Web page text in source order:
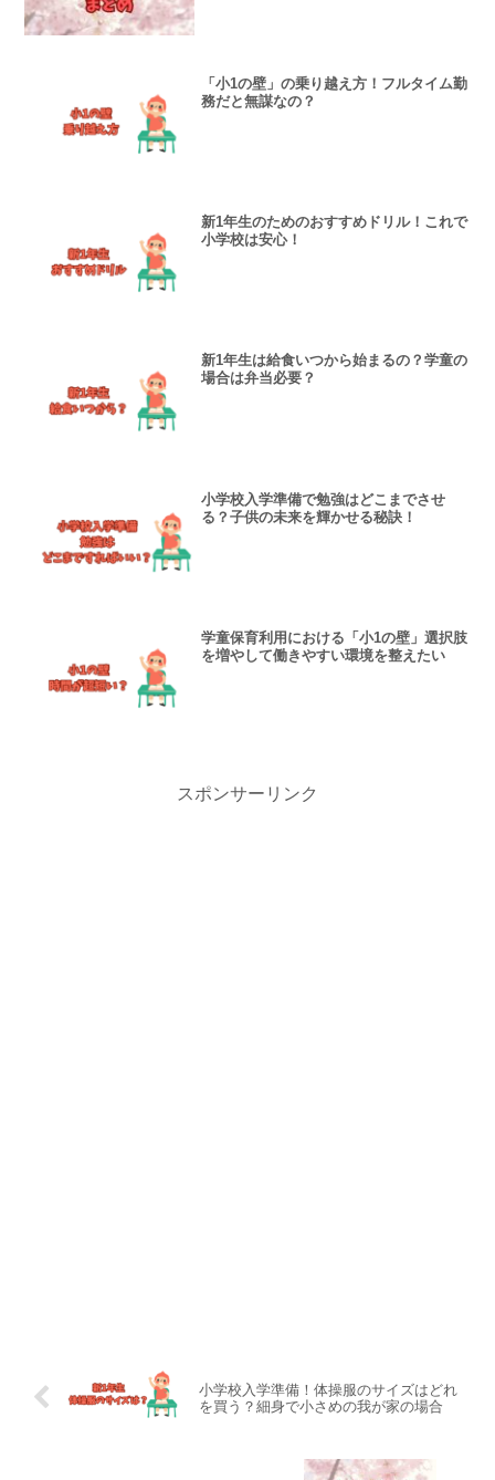
「小1の壁」の乗り越え方！フルタイム勤
務だと無謀なの？
新1年生のためのおすすめドリル！これで
小学校は安心！
新1年生は給食いつから始まるの？学童の
場合は弁当必要？
小学校入学準備で勉強はどこまでさせ
る？子供の未来を輝かせる秘訣！
学童保育利用における「小1の壁」選択肢
を増やして働きやすい環境を整えたい
スポンサーリンク
小学校入学準備！体操服のサイズはどれ
を買う？細身で小さめの我が家の場合